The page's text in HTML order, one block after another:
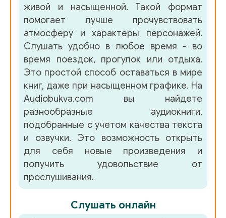
живой и насыщенной. Такой формат
помогает лучше прочувствовать
атмосферу и характеры персонажей.
Слушать удобно в любое время - во
время поездок, прогулок или отдыха.
Это простой способ оставаться в мире
книг, даже при насыщенном графике. На
Audiobukva.com вы найдете
разнообразные аудиокниги,
подобранные с учетом качества текста
и озвучки. Это возможность открыть
для себя новые произведения и
получить удовольствие от
прослушивания.
Слушать онлайн